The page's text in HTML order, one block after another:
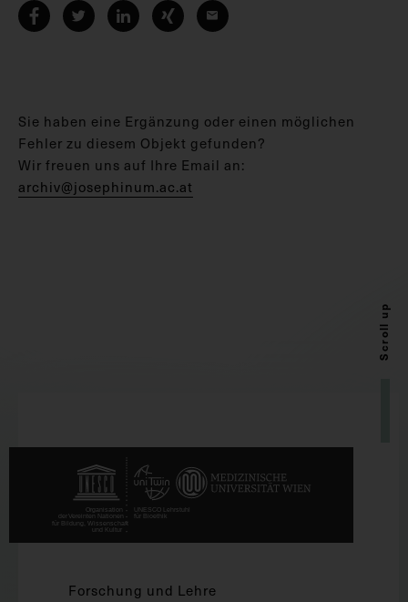
Sie haben eine Ergänzung oder einen möglichen
Fehler zu diesem Objekt gefunden?
Wir freuen uns auf Ihre Email an:
archiv@josephinum.ac.at
Scroll up
Forschung und Lehre